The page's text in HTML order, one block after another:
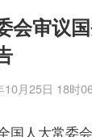
会审议
月25日 18时
国人大常委